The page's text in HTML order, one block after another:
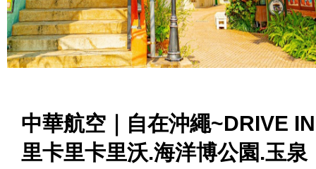
中華航空｜自在沖繩~DRIVE IN
里卡里卡里沃.海洋博公園.玉泉